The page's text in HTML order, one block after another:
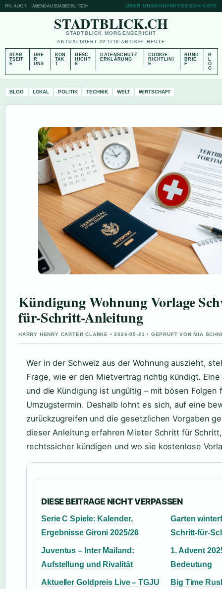
FRI, AUG 7 ABENDAUSGABEDEUTSCH ÜBER UNSKONTAKTGESCHICHTE
STADTBLICK.CH
STADTBLICK MORGENBERICHT
AKTUALISIERT 22:1716 ARTIKEL HEUTE
STAR
TSEIT
E
ÜBE
R
UNS
KON
TAK
T
GESC
HICHT
E
DATENSCHUTZ
ERKLÄRUNG
COOKIE-
RICHTLINI
E
RUND
BRIE
F
B
L
O
G
BLOG LOKAL POLITIK TECHNIK WELT WIRTSCHAFT
Kündigung Wohnung Vorlage
für-Schritt-Anleitung
HARRY HENRY CARTER CLARKE • 2026-05-21 • GEPRUFT VON MIA
Wer in der Schweiz aus der Wohnung auszieht,
Frage, wie er den Mietvertrag richtig kündigt.
und die Kündigung ist ungültig – mit bösen Folgen
Umzugstermin. Deshalb lohnt es sich, auf eine
zurückzugreifen und die gesetzlichen Vorgaben
dieser Anleitung erfahren Mieter Schritt für
rechtssicher kündigen und wo sie kostenlose
DIESE BEITRAGE NICHT VERPASSEN
Serie C Spiele: Kalender,
Ergebnisse Gironi 2025/26
Garten
Schritt-für-
Juventus – Inter Mailand:
Aufstellung und Rivalität
1. Advent
Bedeutung
Aktueller Goldpreis Live – TGJU
Big Time